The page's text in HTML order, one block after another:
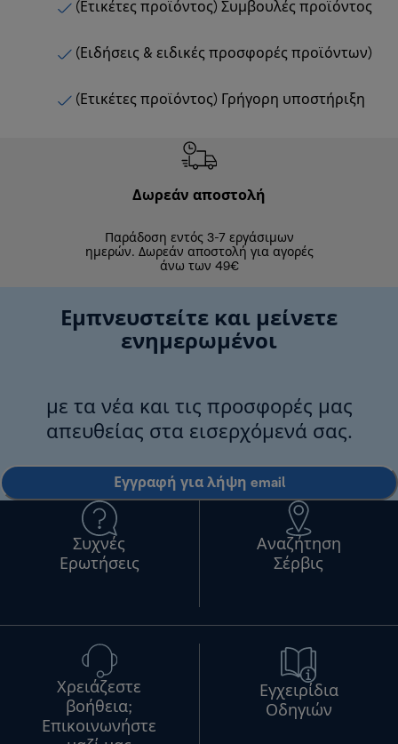
(Ετικέτες προϊόντος) Συμβουλές προϊόντος
(Ειδήσεις & ειδικές προσφορές προϊόντων)
(Ετικέτες προϊόντος) Γρήγορη υποστήριξη
Δωρεάν αποστολή
Παράδοση εντός 3-7 εργάσιμων
ημερών. Δωρεάν αποστολή για αγορές
άνω των 49€
Εμπνευστείτε και μείνετε
ενημερωμένοι
με τα νέα και τις προσφορές μας
απευθείας στα εισερχόμενά σας.
Εγγραφή για λήψη email
Συχνές
Ερωτήσεις
Αναζήτηση
Σέρβις
Χρειάζεστε
βοήθεια;
Επικοινωνήστε
Εγχειρίδια
Οδηγιών